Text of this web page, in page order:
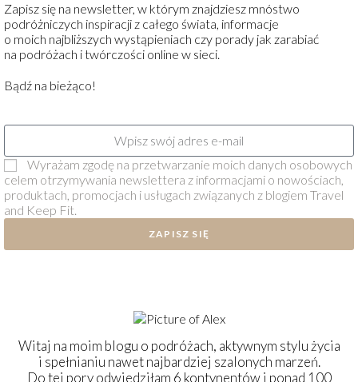
Zapisz się na newsletter, w którym znajdziesz mnóstwo
podróżniczych inspiracji z całego świata, informacje
o moich najbliższych wystąpieniach czy porady jak zarabiać
na podróżach i twórczości online w sieci.
Bądź na bieżąco!
Wyrażam zgodę na przetwarzanie moich danych osobowych
celem otrzymywania newslettera z informacjami o nowościach,
produktach, promocjach i usługach związanych z blogiem Travel
and Keep Fit.
ZAPISZ SIĘ
Witaj na moim blogu o podróżach, aktywnym stylu życia
i spełnianiu nawet najbardziej szalonych marzeń.
Do tej pory odwiedziłam 6 kontynentów i ponad 100